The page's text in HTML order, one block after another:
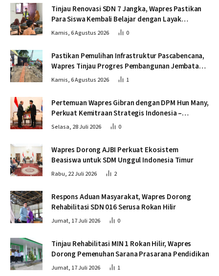
Tinjau Renovasi SDN 7 Jangka, Wapres Pastikan
Para Siswa Kembali Belajar dengan Layak
Pascabencana
Kamis, 6 Agustus 2026 0
Pastikan Pemulihan Infrastruktur Pascabencana,
Wapres Tinjau Progres Pembangunan Jembatan
Krueng Tingkeum Bireuen
Kamis, 6 Agustus 2026 1
Pertemuan Wapres Gibran dengan DPM Hun Many,
Perkuat Kemitraan Strategis Indonesia –
Kamboja
Selasa, 28 Juli 2026 0
Wapres Dorong AJBI Perkuat Ekosistem
Beasiswa untuk SDM Unggul Indonesia Timur
Rabu, 22 Juli 2026 2
Respons Aduan Masyarakat, Wapres Dorong
Rehabilitasi SDN 016 Serusa Rokan Hilir
Jumat, 17 Juli 2026 0
Tinjau Rehabilitasi MIN 1 Rokan Hilir, Wapres
Dorong Pemenuhan Sarana Prasarana Pendidikan
Jumat, 17 Juli 2026 1